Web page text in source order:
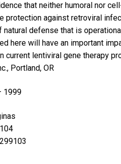
that neither humoral nor
protection against retroviral
defense that is
here will have an important
current lentiviral gene therapy
Portland, OR
1999